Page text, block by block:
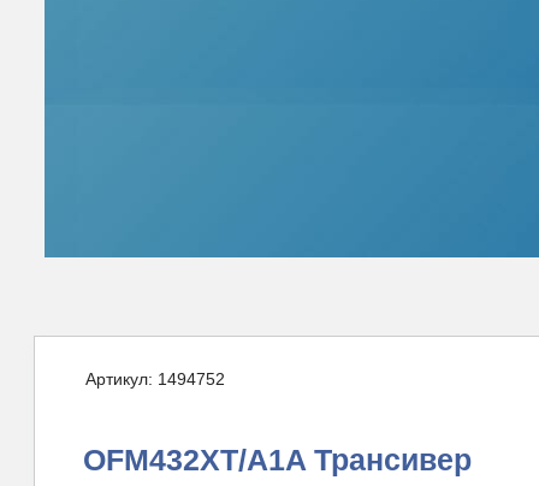
Артикул: 1494752
OFM432XT/A1A Трансивер